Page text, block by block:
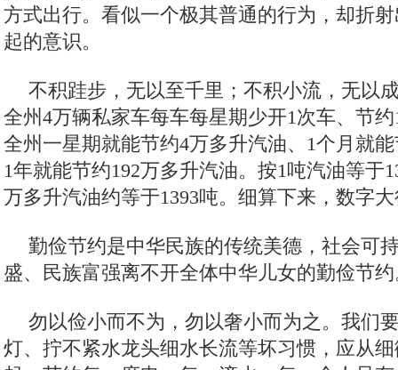
方式出行。看似一个极其普通的行为，却折
起的意识。
不积跬步，无以至千里；不积小流，无以
全州4万辆私家车每车每星期少开1次车、节
全州一星期就能节约4万多升汽油、1个月就
1年就能节约192万多升汽油。按1吨汽油等于
万多升汽油约等于1393吨。细算下来，数字
勤俭节约是中华民族的传统美德，社会可
盛、民族富强离不开全体中华儿女的勤俭节
勿以俭小而不为，勿以奢小而为之。我们
灯、拧不紧水龙头细水长流等坏习惯，应从